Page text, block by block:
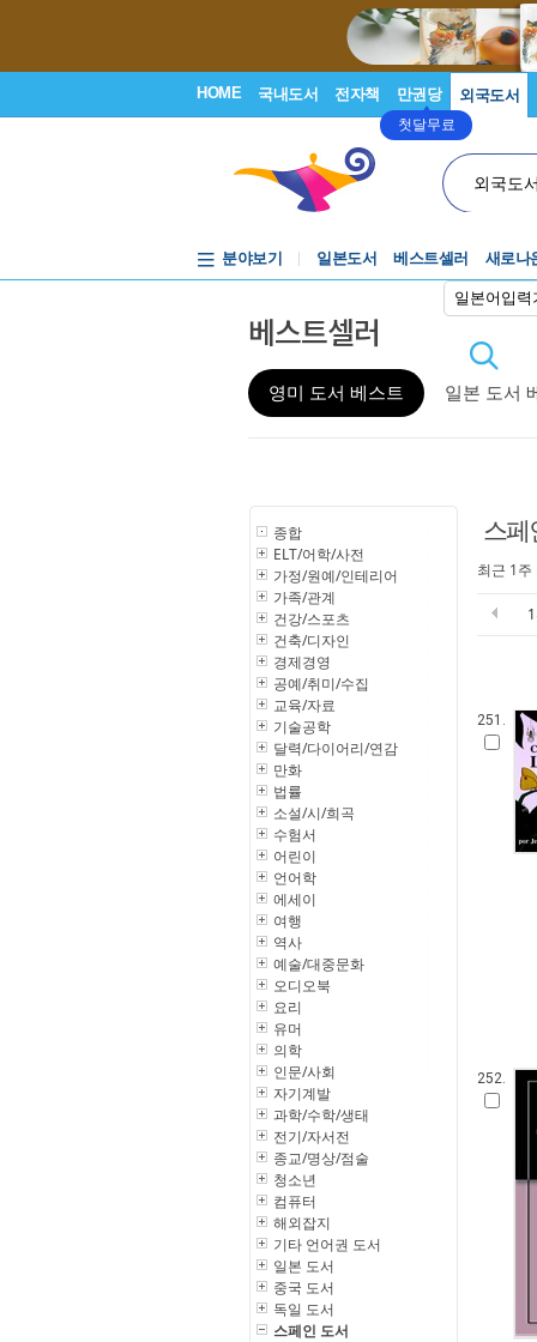
HOME 국내도서 전자책 만권당
첫달무료
외국도서
외국도
일본어입력
분야보기 일본도서 베스트셀러 새로나
베스트셀러
영미 도서 베스트 일본 도서
종합
ELT/어학/사전
가정/원예/인테리어
가족/관계
건강/스포츠
건축/디자인
경제경영
공예/취미/수집
교육/자료
기술공학
달력/다이어리/연감
만화
법률
소설/시/희곡
수험서
어린이
언어학
에세이
여행
역사
예술/대중문화
오디오북
요리
유머
의학
인문/사회
자기계발
과학/수학/생태
전기/자서전
종교/명상/점술
청소년
컴퓨터
해외잡지
기타 언어권 도서
일본 도서
중국 도서
독일 도서
스페인 도서
스페
최근 1
251.
252.